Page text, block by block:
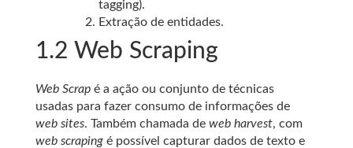
tagging).
Extração de entidades.
1.2 Web Scraping
Web Scrap é a ação ou conjunto de técnicas
usadas para fazer consumo de informações de
web sites. Também chamada de web harvest, com
web scraping é possível capturar dados de texto e